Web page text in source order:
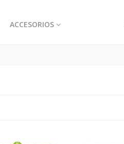
ACCESORIOS